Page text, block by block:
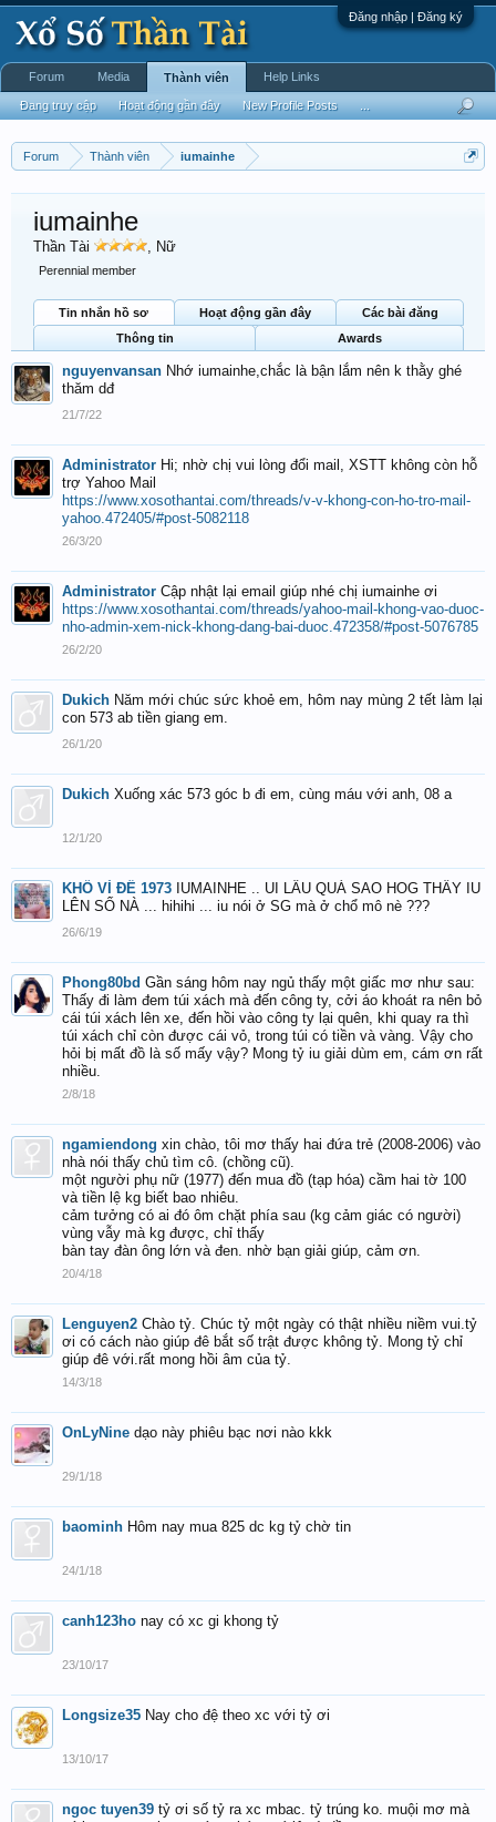
Đăng nhập | Đăng ký
Forum Thành viên iumainhe
iumainhe
Thần Tài , Nữ
Perennial member
Tin nhắn hồ sơ Hoạt động gần đây
Các bài đăng
Thông tin
Awards
nguyenvansan Nhớ iumainhe,chắc là bận lắm nên k thằy ghé
thăm dđ
21/7/22
Administrator Hi; nhờ chị vui lòng đổi mail, XSTT không còn hỗ
trợ Yahoo Mail
https://www.xosothantai.com/threads/v-v-khong-con-ho-tro-mail-
yahoo.472405/#post-5082118
26/3/20
Administrator Cập nhật lại email giúp nhé chị iumainhe ơi
https://www.xosothantai.com/threads/yahoo-mail-khong-vao-duoc-
nho-admin-xem-nick-khong-dang-bai-duoc.472358/#post-5076785
26/2/20
Dukich Năm mới chúc sức khoẻ em, hôm nay mùng 2 tết làm lại
con 573 ab tiền giang em.
26/1/20
Dukich Xuống xác 573 góc b đi em, cùng máu với anh, 08 a
12/1/20
KHỔ VÌ ĐỀ 1973 IUMAINHE .. UI LÂU QUÁ SAO HOG THẤY IU
LÊN SỐ NÀ ... hihihi ... iu nói ở SG mà ở chổ mô nè ???
26/6/19
Phong80bd Gần sáng hôm nay ngủ thấy một giấc mơ như sau:
Thấy đi làm đem túi xách mà đến công ty, cởi áo khoát ra nên bỏ
cái túi xách lên xe, đến hồi vào công ty lại quên, khi quay ra thì
túi xách chỉ còn được cái vỏ, trong túi có tiền và vàng. Vậy cho
hỏi bị mất đồ là số mấy vậy? Mong tỷ iu giải dùm em, cám ơn rất
nhiều.
2/8/18
ngamiendong xin chào, tôi mơ thấy hai đứa trẻ (2008-2006) vào
nhà nói thấy chủ tìm cô. (chồng cũ).
một người phụ nữ (1977) đến mua đồ (tạp hóa) cầm hai tờ 100
và tiền lệ kg biết bao nhiêu.
cảm tưởng có ai đó ôm chặt phía sau (kg cảm giác có người)
vùng vẫy mà kg được, chỉ thấy
bàn tay đàn ông lớn và đen. nhờ bạn giải giúp, cảm ơn.
20/4/18
Lenguyen2 Chào tỷ. Chúc tỷ một ngày có thật nhiều niềm vui.tỷ
ơi có cách nào giúp đê bắt số trật được không tỷ. Mong tỷ chỉ
giúp đê với.rất mong hồi âm của tỷ.
14/3/18
OnLyNine dạo này phiêu bạc nơi nào kkk
29/1/18
baominh Hôm nay mua 825 dc kg tỷ chờ tin
24/1/18
canh123ho nay có xc gi khong tỷ
23/10/17
Longsize35 Nay cho đệ theo xc với tỷ ơi
13/10/17
ngoc tuyen39 tỷ ơi số tỷ ra xc mbac. tỷ trúng ko. muội mơ mà
Forum Media Thành viên
Đang truy cập Hoạt động gần đây New Profile Posts
Help Links